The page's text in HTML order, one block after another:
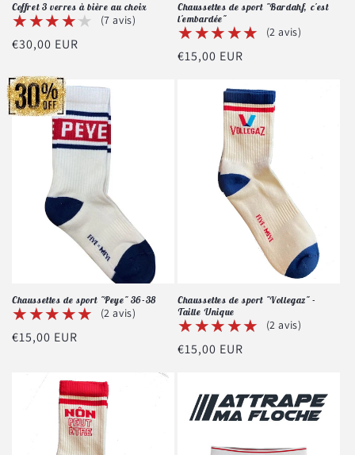
Coffret 3 verres à bière au choix
★★★★★
★★★★★ (7 avis)
Prix
€30,00 EUR
Chaussettes de sport "Bardahf, c'est
l'embardée"
★★★★★
★★★★★ (2 avis)
Prix
€15,00 EUR
Chaussettes de sport "Peye" 36-38
★★★★★
★★★★★ (2 avis)
Prix
€15,00 EUR
Chaussettes de sport "Vollegaz" -
Taille Unique
★★★★★
★★★★★ (2 avis)
Prix
€15,00 EUR